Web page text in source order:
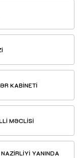
KABİNETİ
MƏCLİSİ
YANINDA